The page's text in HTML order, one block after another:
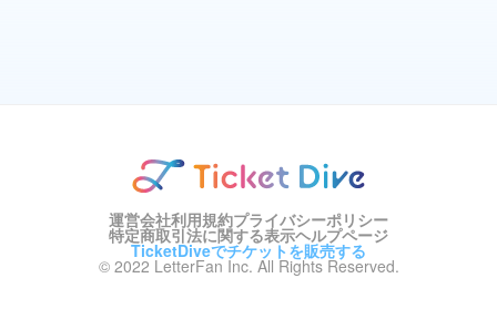
運営会社利用規約プライバシーポリシー
特定商取引法に関する表示ヘルプページ
TicketDiveでチケットを販売する
© 2022 LetterFan Inc. All Rights Reserved.